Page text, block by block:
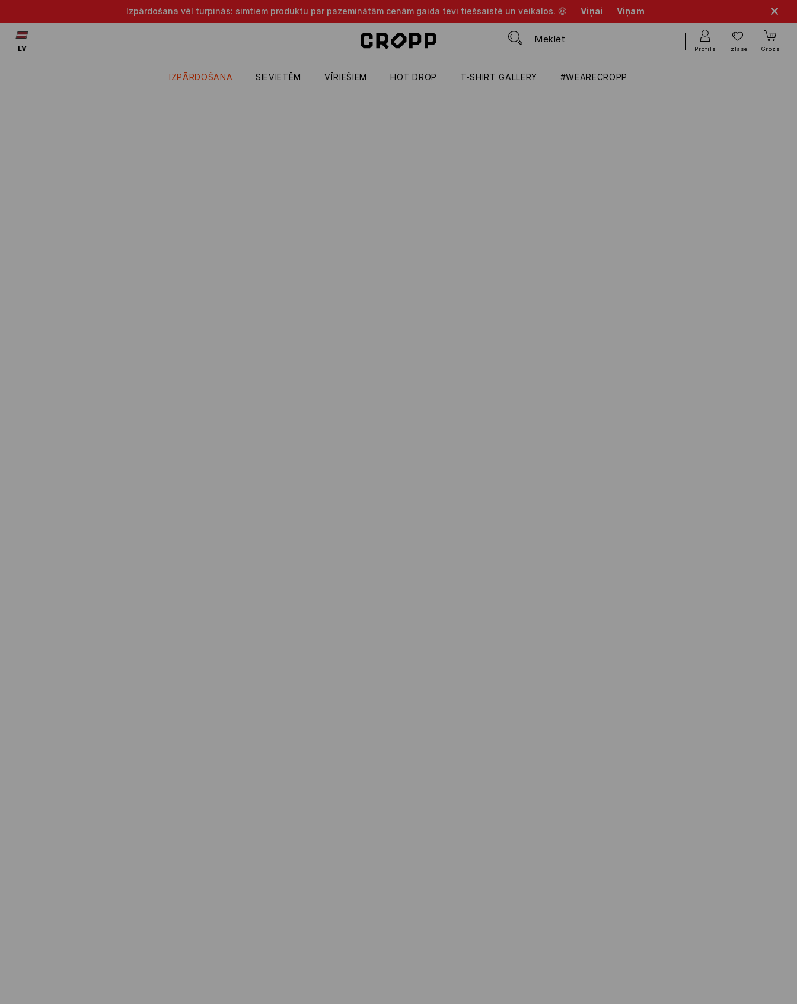
Izpārdošana vēl turpinās: simtiem produktu par pazeminātām cenām gaida tevi tiešsaistē un veikalos. 🤑 Viņai Viņam
IZPĀRDOŠANA SIEVIETĒM VĪRIEŠIEM HOT DROP T-SHIRT GALLERY #WEARECROPP
LV Profils Izlase Grozs